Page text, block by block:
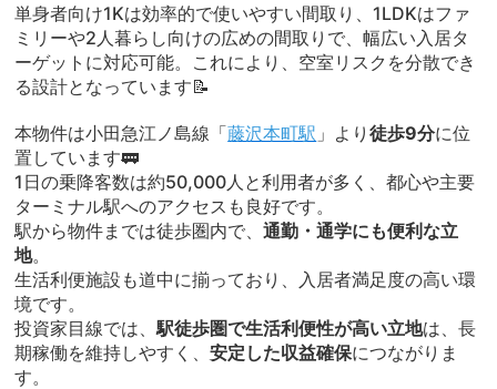
単身者向け1Kは効率的で使いやすい間取り、1LDKはファ
ミリーや2人暮らし向けの広めの間取りで、幅広い入居タ
ーゲットに対応可能。これにより、空室リスクを分散でき
る設計となっています📝
本物件は小田急江ノ島線「藤沢本町駅 」より徒歩9分に位
置しています🚃
1日の乗降客数は約50,000人と利用者が多く、都心や主要
ターミナル駅へのアクセスも良好です。
駅から物件までは徒歩圏内で、通勤・通学にも便利な立
地。
生活利便施設も道中に揃っており、入居者満足度の高い環
境です。
投資家目線では、駅徒歩圏で生活利便性が高い立地は、長
期稼働を維持しやすく、安定した収益確保につながりま
す。